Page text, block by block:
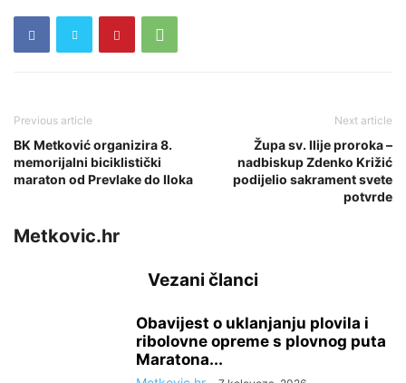
Previous article
BK Metković organizira 8.
memorijalni biciklistički
maraton od Prevlake do Iloka
Next article
Župa sv. Ilije proroka –
nadbiskup Zdenko Križić
podijelio sakrament svete
potvrde
Metkovic.hr
Vezani članci
Obavijest o uklanjanju plovila i
ribolovne opreme s plovnog puta
Maratona...